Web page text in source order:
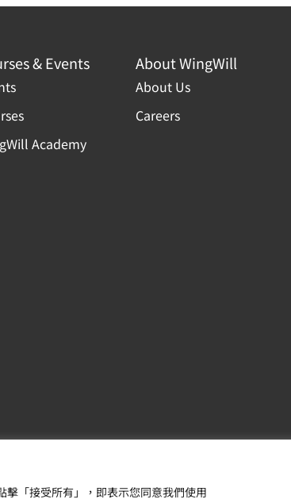
「接受所有」，即表示您同意我們使用
& Events
Academy
About WingWill
About Us
Careers
Copyright © 羽昇國際股份有限公司